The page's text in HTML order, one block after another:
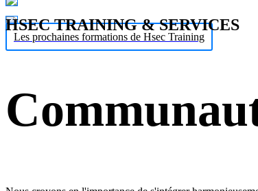
Les prochaines formations de Hsec Training
HSEC TRAINING & SERVICES